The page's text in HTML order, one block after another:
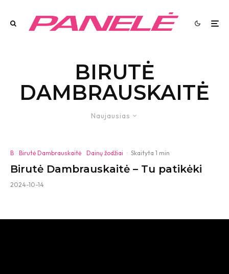
BIRUTĖ
DAMBRAUSKAITĖ
Naujausias
B Birutė Dambrauskaitė Dainų žodžiai · Skaityta 1 min
Birutė Dambrauskaitė – Tu patikėki
2024-10-14